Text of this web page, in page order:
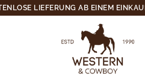
LIEFERUNG AB EINEM